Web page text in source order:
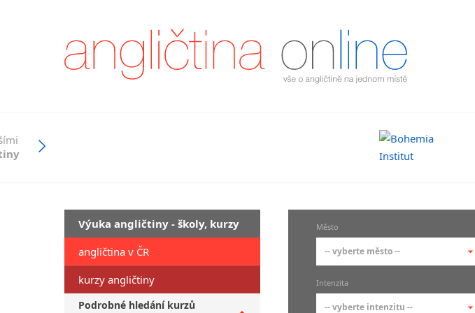
Výuka angličtiny - školy, kurzy
angličtina v ČR
kurzy angličtiny
Podrobné hledání kurzů
Město
-- vyberte město --
-- vyberte město --
pražské městské části
Intenzita
-- vyberte intenzitu --